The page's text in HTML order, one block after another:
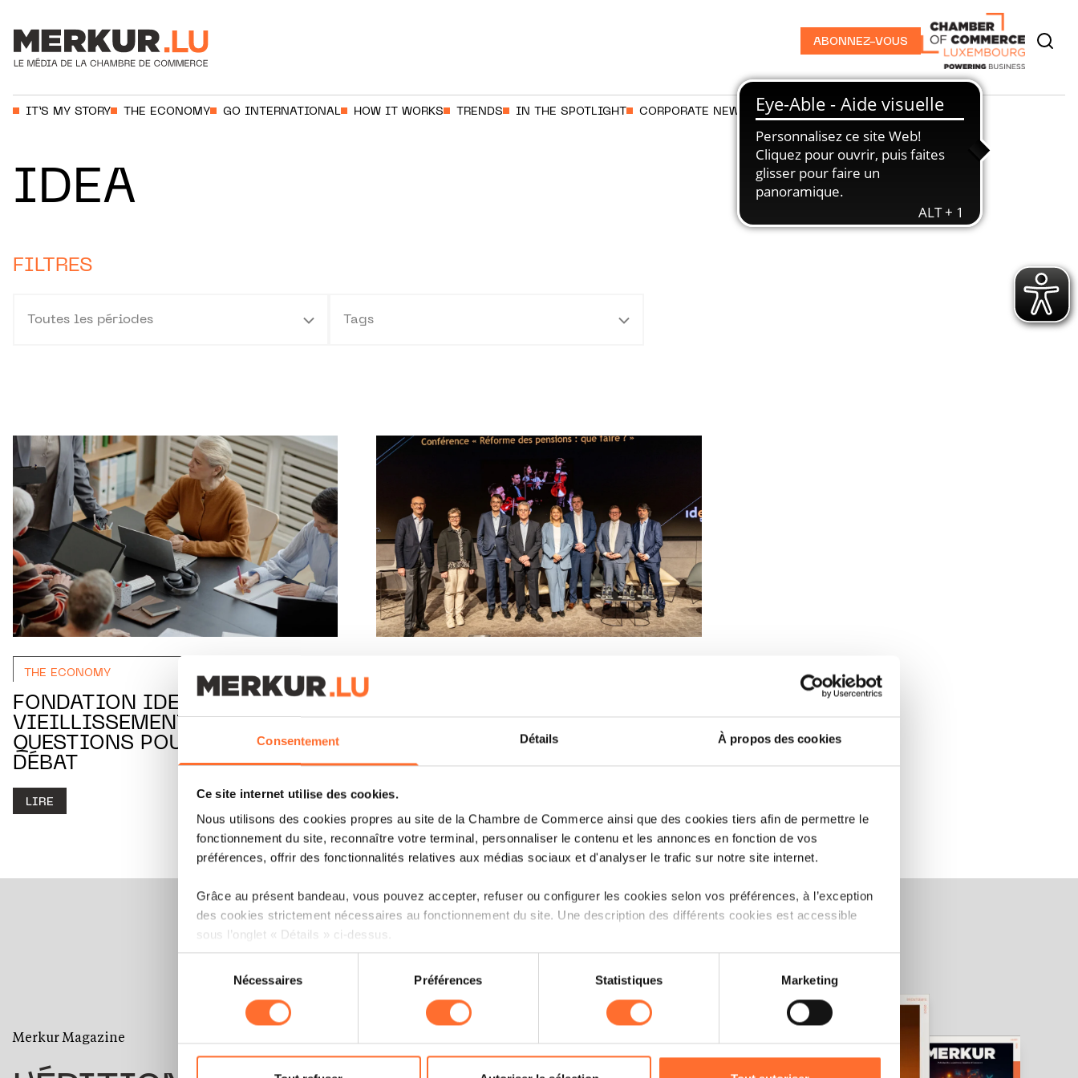
Consentement Détails À propos des cookies
Ce site internet utilise des cookies.
Nous utilisons des cookies propres au site de la Chambre de Commerce ainsi que des cookies tiers afin de permettre le
fonctionnement du site, reconnaître votre terminal, personnaliser le contenu et les annonces en fonction de vos
préférences, offrir des fonctionnalités relatives aux médias sociaux et d'analyser le trafic sur notre site internet.
Grâce au présent bandeau, vous pouvez accepter, refuser ou configurer les cookies selon vos préférences, à l’exception
des cookies strictement nécessaires au fonctionnement du site. Une description des différents cookies est accessible
sous l’onglet « Détails » ci-dessus.
Il est précisé que la navigation sur le site et certaines fonctionnalités (ex : lecture de vidéos, partage sur les réseaux
cas de refus de tous les cookies ou des cookies non nécessaires.
consentement
Nécessaires Préférences Statistiques Marketing
ABONNEZ-VOUS
IT’S MY STORY THE ECONOMY GO INTERNATIONAL HOW IT WORKS TRENDS IN THE SPOTLIGHT CORPORATE NEWS PODCASTS
IDEA
FILTRES
Toutes les périodes Tags
THE ECONOMY
FONDATION IDEA:
VIEILLISSEMENT ACTIF, DES
QUESTIONS POUR NOURRIR LE
DÉBAT
LIRE
LIRE
Merkur Magazine